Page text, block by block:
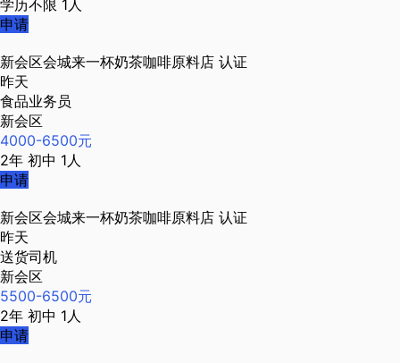
学历不限 1人
申请
新会区会城来一杯奶茶咖啡原料店 认证
昨天
食品业务员
新会区
4000-6500元
2年 初中 1人
申请
新会区会城来一杯奶茶咖啡原料店 认证
昨天
送货司机
新会区
5500-6500元
2年 初中 1人
申请